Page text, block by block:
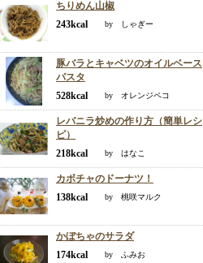
ちりめん山椒
243kcal
by しゃぎー
豚バラとキャベツのオイルベース
パスタ
528kcal
by オレンジペコ
レバニラ炒めの作り方（簡単レシ
ピ）
218kcal
by はなこ
カボチャのドーナツ！
138kcal
by 桃咲マルク
かぼちゃのサラダ
174kcal
by ふみお